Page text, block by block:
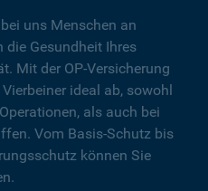
uns Menschen an
die Gesundheit Ihres
Mit der OP-Versicherung
ideal ab, sowohl
als auch bei
Vom Basis-Schutz bis
können Sie